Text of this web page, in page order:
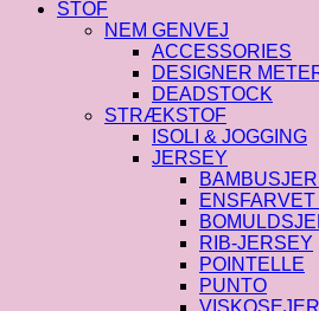
STOF
NEM GENVEJ
ACCESSORIES
DESIGNER
DEADSTOCK
STRÆKSTOF
ISOLI & JOGGING
JERSEY
RIB-JERSEY
POINTELLE
PUNTO